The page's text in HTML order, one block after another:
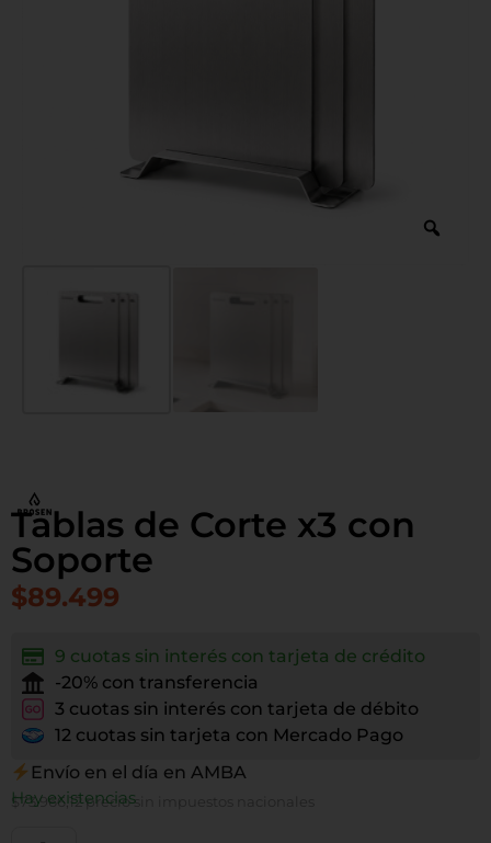
Tablas de Corte x3 con
Soporte
$89.499
9 cuotas sin interés con tarjeta de crédito
-20% con transferencia
3 cuotas sin interés con tarjeta de débito
12 cuotas sin tarjeta con Mercado Pago
Envío en el día en AMBA
$73.966,12precio sin impuestos nacionales
Hay existencias